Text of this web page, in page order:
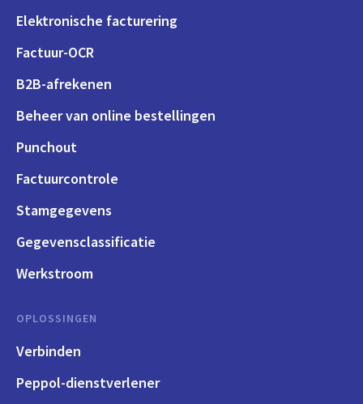
Elektronische facturering
Factuur-OCR
B2B-afrekenen
Beheer van online bestellingen
Punchout
Factuurcontrole
Stamgegevens
Gegevensclassificatie
Werkstroom
OPLOSSINGEN
Verbinden
Peppol-dienstverlener